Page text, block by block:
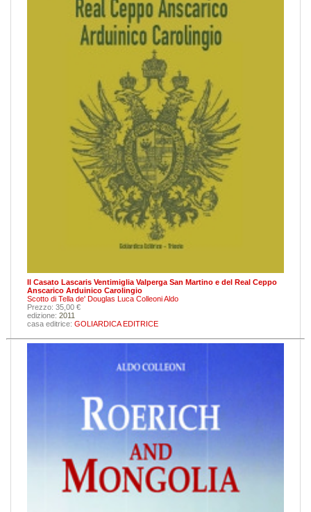
Il Casato Lascaris Ventimiglia Valperga San Martino e del Real Ceppo
Anscarico Arduinico Carolingio
Scotto di Tella de' Douglas Luca Colleoni Aldo
Prezzo: 35,00 €
edizione: 2011
casa editrice: GOLIARDICA EDITRICE